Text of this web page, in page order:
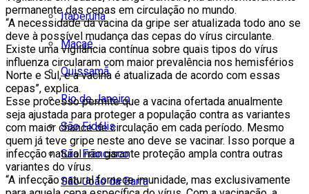
Itaperuna
Macaé
Quissamã
Rio de Janeiro
São Fidélis
São Francisco
São João da Barra
permanente das cepas em circulação no mundo.
“A necessidade da vacina da gripe ser atualizada todo ano se
deve à possível mudança das cepas do vírus circulante.
Existe uma vigilância contínua sobre quais tipos do vírus
influenza circularam com maior prevalência nos hemisférios
Norte e Sul, e a vacina é atualizada de acordo com essas
cepas”, explica.
Esse processo permite que a vacina ofertada anualmente
seja ajustada para proteger a população contra as variantes
com maior chance de circulação em cada período. Mesmo
quem já teve gripe neste ano deve se vacinar. Isso porque a
infecção natural não garante proteção ampla contra outras
variantes do vírus.
“A infecção natural fornece imunidade, mas exclusivamente